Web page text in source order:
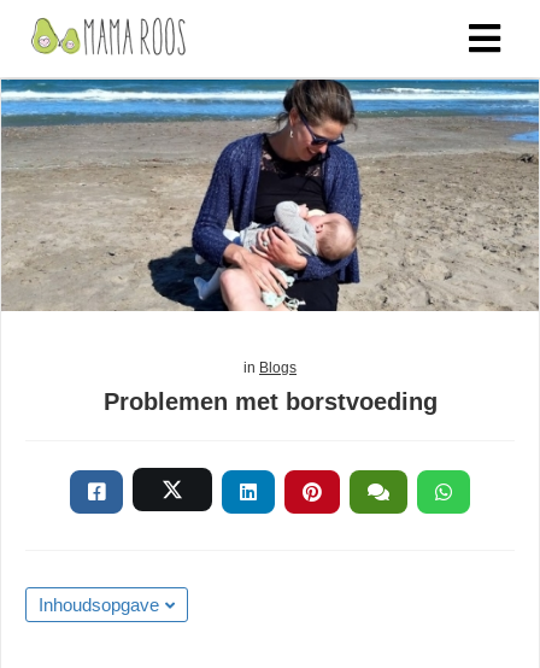
in Blogs
Problemen met borstvoeding
Inhoudsopgave